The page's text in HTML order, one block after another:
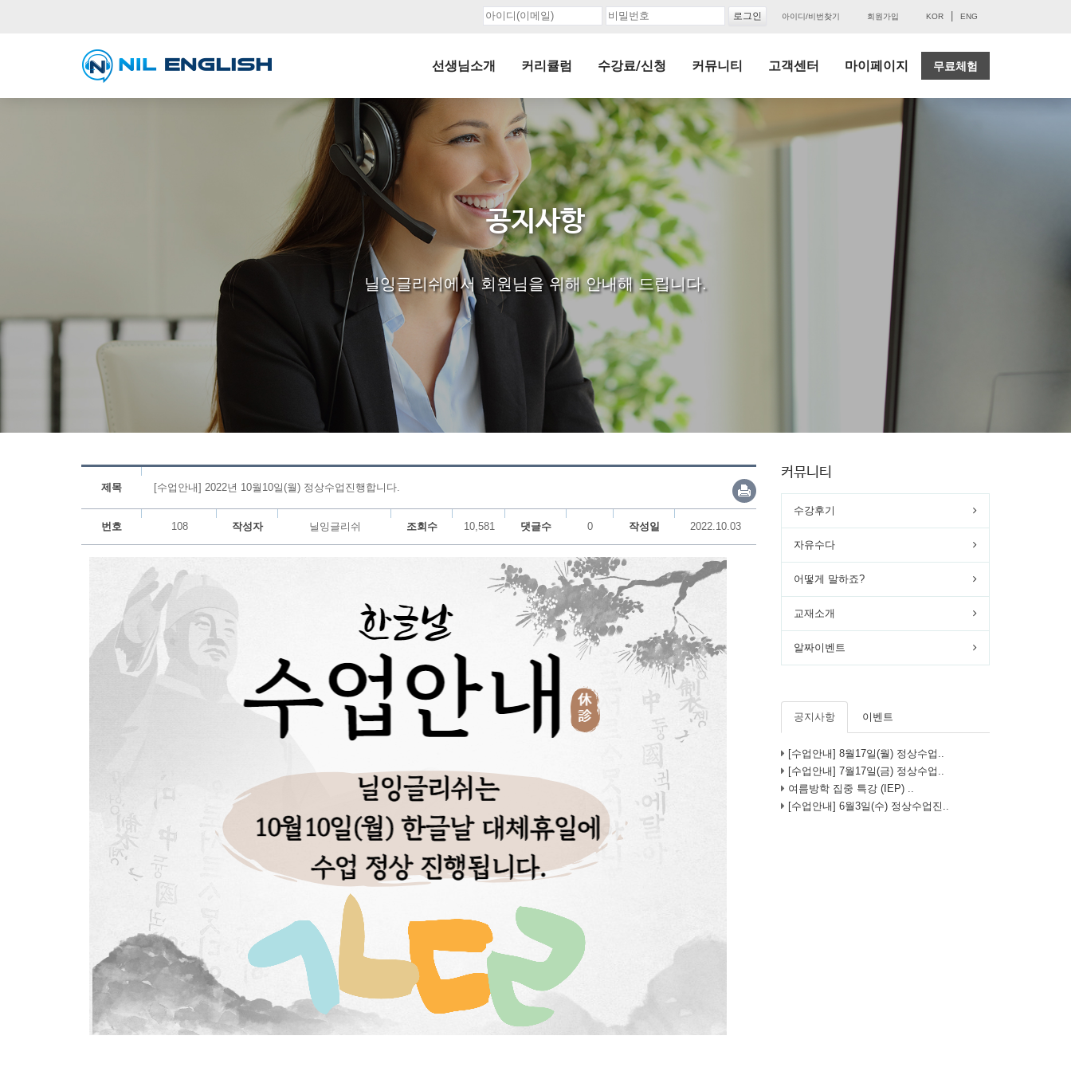
아이디/비번찾기 회원가입 KOR ENG
선생님소개 커리큘럼 수강료/신청 커뮤니티 고객센터 마이페이지 무료체험
공지사항
닐잉글리쉬에서 회원님을 위해 안내해 드립니다.
제목 [수업안내] 2022년 10월10일(월) 정상수업진행합니다.
번호 108 작성자 닐잉글리쉬 조회수 10,581 댓글수 0 작성일 2022.10.03
커뮤니티
수강후기
자유수다
어떻게 말하죠?
교재소개
알짜이벤트
공지사항 이벤트
[수업안내] 8월17일(월) 정상수업..
[수업안내] 7월17일(금) 정상수업..
여름방학 집중 특강 (IEP) ..
[수업안내] 6월3일(수) 정상수업진..